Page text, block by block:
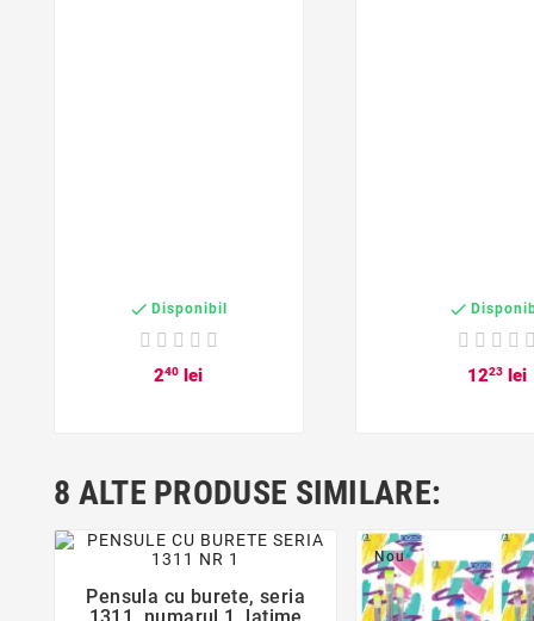
 Disponibil
240 lei

1223 lei
8 ALTE PRODUSE SIMILARE:

favorite_border
Pensula cu burete, seria
Nou